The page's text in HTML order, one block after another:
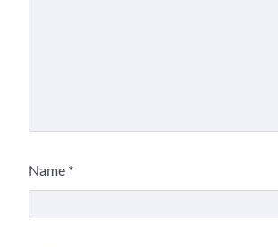
Name *